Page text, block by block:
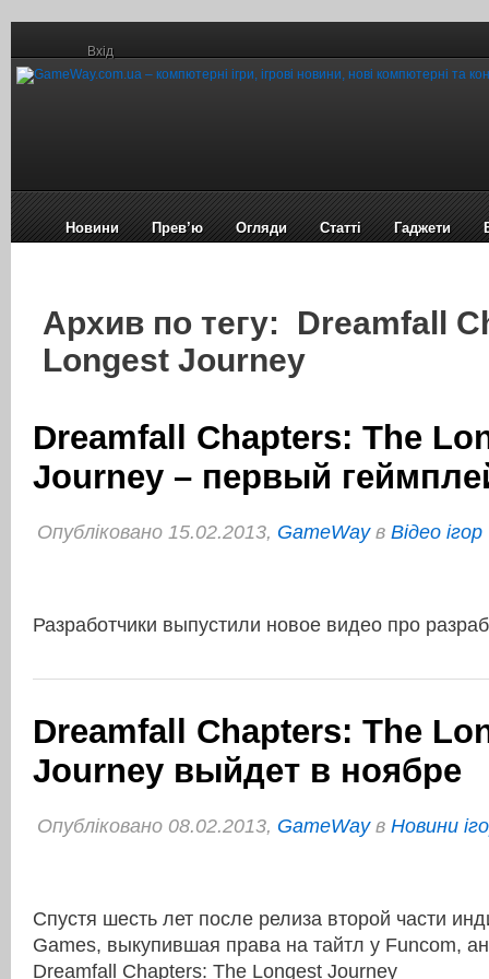
Вхід
Новини Прев’ю Огляди Статті Гаджети
Архив по тегу: Dreamfall
Longest Journey
Dreamfall Chapters: The
Journey – первый
Опубліковано 15.02.2013, GameWayв Відео ігор
Разработчики выпустили новое видео про
Dreamfall Chapters: The
Journey выйдет в ноябре
Опубліковано 08.02.2013, GameWayв Новини
Спустя шесть лет после релиза второй части
Games, выкупившая права на тайтл у Funcom,
Dreamfall Chapters: The Longest Journey